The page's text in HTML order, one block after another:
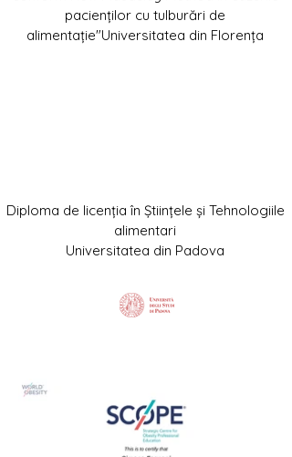
pacienților cu tulburări de
alimentație"Universitatea din Florența
Diploma de licenția în Științele și Tehnologiile
alimentari
Universitatea din Padova